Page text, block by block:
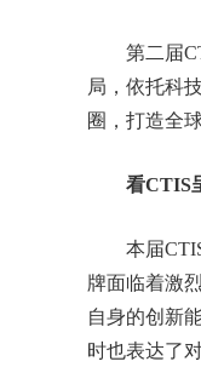
第二届
局，依托科
圈，打造全
看CTIS
本届
牌面临着激
自身的创新
时也表达了